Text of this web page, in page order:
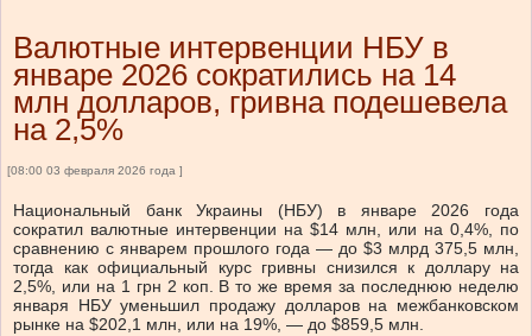
Валютные интервенции НБУ в
январе 2026 сократились на 14
млн долларов, гривна подешевела
на 2,5%
[08:00 03 февраля 2026 года ]
Национальный банк Украины (НБУ) в январе 2026 года
сократил валютные интервенции на $14 млн, или на 0,4%, по
сравнению с январем прошлого года — до $3 млрд 375,5 млн,
тогда как официальный курс гривны снизился к доллару на
2,5%, или на 1 грн 2 коп. В то же время за последнюю неделю
января НБУ уменьшил продажу долларов на межбанковском
рынке на $202,1 млн, или на 19%, — до $859,5 млн.